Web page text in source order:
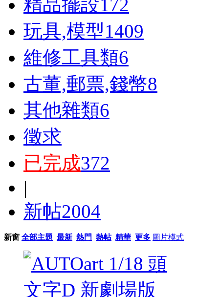
精品擺設172
玩具,模型1409
維修工具類6
古董,郵票,錢幣8
其他雜類6
徵求
已完成372
|
新帖2004
新窗 全部主題 最新 熱門 熱帖 精華 更多 圖片模式